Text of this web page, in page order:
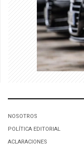
NOSOTROS
POLÍTICA EDITORIAL
ACLARACIONES